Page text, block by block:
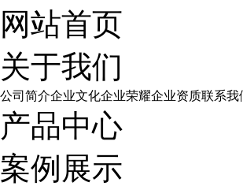
网站首页
关于我们
公司简介企业文化企业荣耀企业资质联系我
产品中心
案例展示